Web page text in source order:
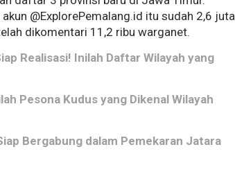
@ExplorePemalang.id itu sudah 2,6 juta
dikomentari 11,2 ribu warganet.
Realisasi! Inilah Daftar Wilayah yang
Pesona Kudus yang Dikenal Wilayah
Bergabung dalam Pemekaran Jatara